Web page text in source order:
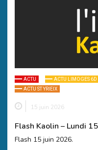
ACTU ACTU LIMOGES 6D
ACTU ST YRIEIX
15 juin 2026
Flash Kaolin – Lundi
Flash 15 juin 2026.